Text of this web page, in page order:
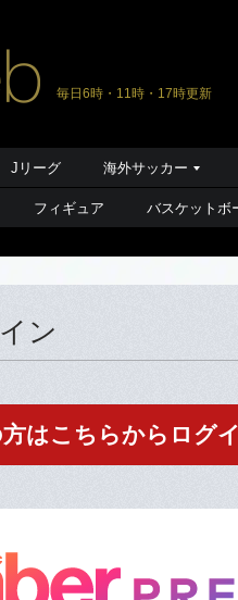
毎日6時・11時・17時更新
Jリーグ 海外サッカー
フィギュア バスケットボ
ン
はこちらからログ